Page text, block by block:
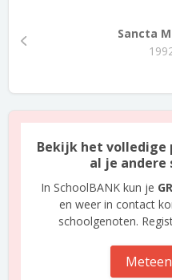
Sancta
Bekijk het volledige
al je andere
In SchoolBANK kun je
en weer in contact
schoolgenoten.